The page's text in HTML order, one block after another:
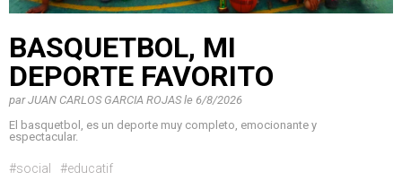
BASQUETBOL, MI
DEPORTE FAVORITO
parJUAN CARLOS GARCIA ROJASle 6/8/2026
El basquetbol, es un deporte muy completo, emocionante y
espectacular.
#social #educatif